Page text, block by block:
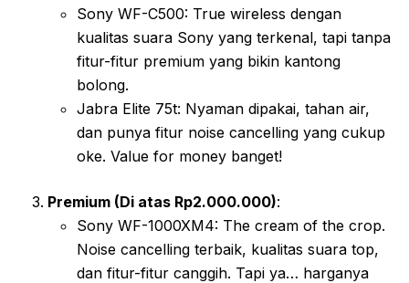
Sony WF-C500: True wireless dengan
kualitas suara Sony yang terkenal, tapi tanpa
fitur-fitur premium yang bikin kantong
bolong.
Jabra Elite 75t: Nyaman dipakai, tahan air,
dan punya fitur noise cancelling yang cukup
oke. Value for money banget!
Premium (Di atas Rp2.000.000):
Sony WF-1000XM4: The cream of the crop.
Noise cancelling terbaik, kualitas suara top,
dan fitur-fitur canggih. Tapi ya… harganya